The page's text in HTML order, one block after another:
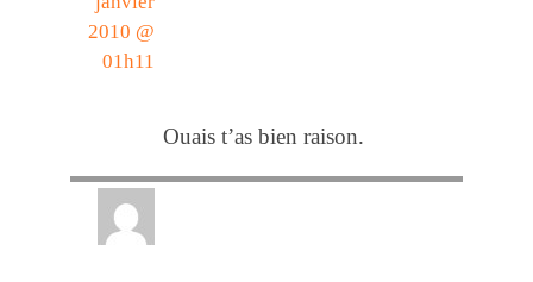
2010 @
01h11
Ouais t’as bien raison.